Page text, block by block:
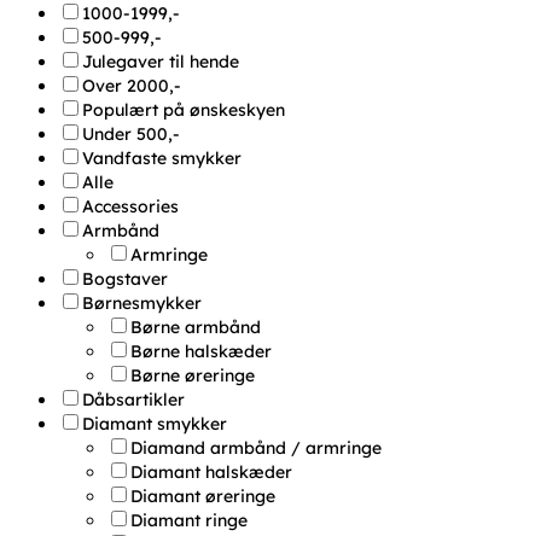
1000-1999,-
500-999,-
Julegaver til hende
Over 2000,-
Populært på ønskeskyen
Under 500,-
Vandfaste smykker
Alle
Accessories
Armbånd
Armringe
Bogstaver
Børnesmykker
Børne armbånd
Børne halskæder
Børne øreringe
Dåbsartikler
Diamant smykker
Diamand armbånd / armringe
Diamant halskæder
Diamant øreringe
Diamant ringe